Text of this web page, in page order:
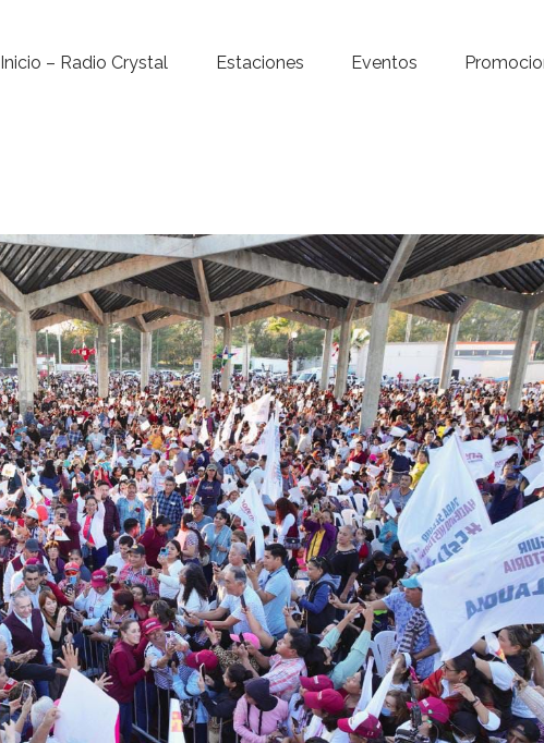
Inicio – Radio Crystal Estaciones Eventos
Noticias
Para ti
Contacto